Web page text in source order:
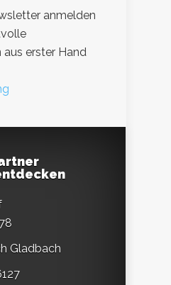
anmelden
erster Hand
Gladbach